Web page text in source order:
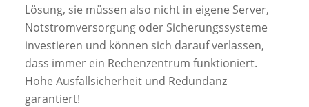
Lösung, sie müssen also nicht in eigene Server,
Notstromversorgung oder Sicherungssysteme
investieren und können sich darauf verlassen,
dass immer ein Rechenzentrum funktioniert.
Hohe Ausfallsicherheit und Redundanz
garantiert!